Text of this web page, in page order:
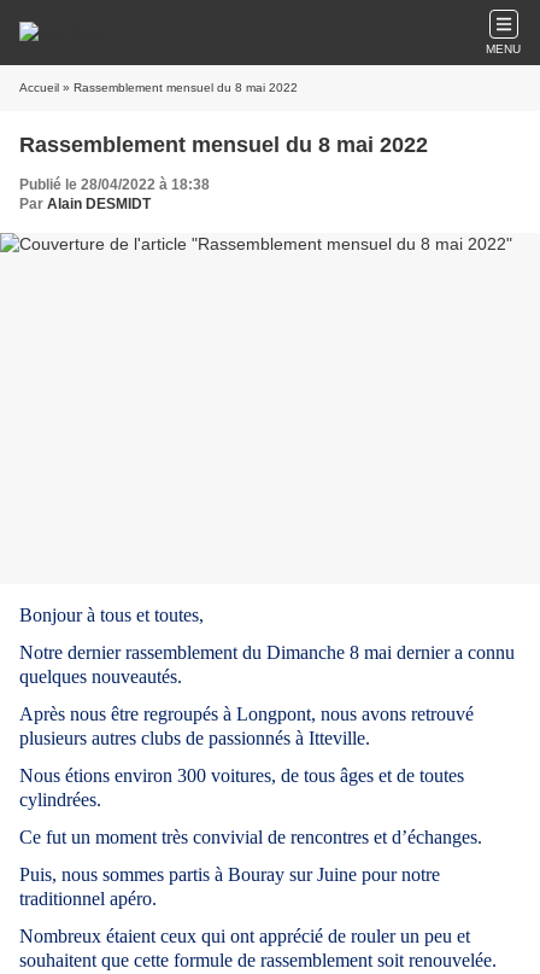
MENU
Accueil » Rassemblement mensuel du 8 mai 2022
Rassemblement mensuel du 8 mai 2022
Publié le 28/04/2022 à 18:38
Par Alain DESMIDT
Bonjour à tous et toutes,
Notre dernier rassemblement du Dimanche 8 mai dernier a connu
quelques nouveautés.
Après nous être regroupés à Longpont, nous avons retrouvé
plusieurs autres clubs de passionnés à Itteville.
Nous étions environ 300 voitures, de tous âges et de toutes
cylindrées.
Ce fut un moment très convivial de rencontres et d’échanges.
Puis, nous sommes partis à Bouray sur Juine pour notre
traditionnel apéro.
Nombreux étaient ceux qui ont apprécié de rouler un peu et
souhaitent que cette formule de rassemblement soit renouvelée.